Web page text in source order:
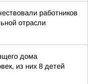
работников
отрасли
дома
из них 8 детей